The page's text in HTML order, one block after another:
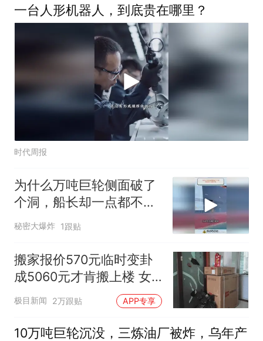
一台人形机器人，到底贵在哪里？
时代周报
为什么万吨巨轮侧面破了
个洞，船长却一点都不
慌？
秘密大爆炸 1跟贴
搬家报价570元临时变卦
成5060元才肯搬上楼 女
子傻眼
极目新闻 2万跟贴 APP专享
10万吨巨轮沉没，三炼油厂被炸，乌年产